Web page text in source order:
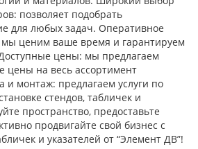
позволяет подобрать
для любых задач. Оперативное
мы ценим ваше время и гарантируем
цены: мы предлагаем
цены на весь ассортимент
и монтаж: предлагаем услуги по
стендов, табличек и
пространство, предоставьте
продвигайте свой бизнес с
и указателей от “Элемент ДВ”!